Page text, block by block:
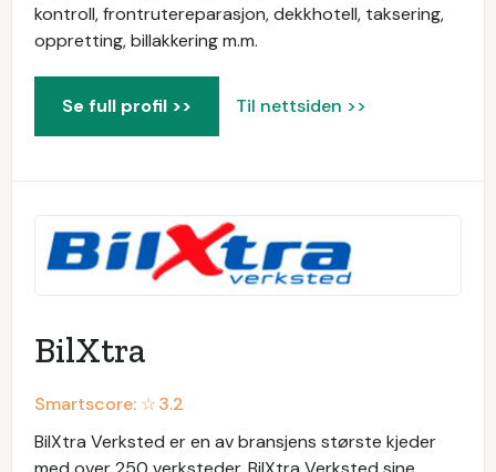
kontroll, frontrutereparasjon, dekkhotell, taksering,
oppretting, billakkering m.m.
Se full profil >> Til nettsiden >>
BilXtra
Smartscore: ☆3.2
BilXtra Verksted er en av bransjens største kjeder